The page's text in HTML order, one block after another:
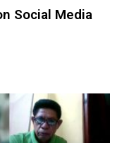
Social Media